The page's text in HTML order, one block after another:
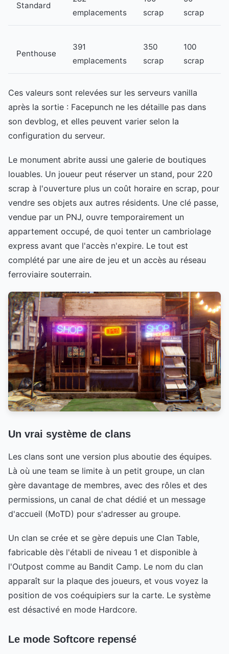
Standard
emplacements
scrap
scrap
Penthouse
391
emplacements
350
scrap
100
scrap
Ces valeurs sont relevées sur les serveurs vanilla
après la sortie : Facepunch ne les détaille pas dans
son devblog, et elles peuvent varier selon la
configuration du serveur.
Le monument abrite aussi une galerie de boutiques
louables. Un joueur peut réserver un stand, pour 220
scrap à l'ouverture plus un coût horaire en scrap, pour
vendre ses objets aux autres résidents. Une clé passe,
vendue par un PNJ, ouvre temporairement un
appartement occupé, de quoi tenter un cambriolage
express avant que l'accès n'expire. Le tout est
complété par une aire de jeu et un accès au réseau
ferroviaire souterrain.
Un vrai système de clans
Les clans sont une version plus aboutie des équipes.
Là où une team se limite à un petit groupe, un clan
gère davantage de membres, avec des rôles et des
permissions, un canal de chat dédié et un message
d'accueil (MoTD) pour s'adresser au groupe.
Un clan se crée et se gère depuis une Clan Table,
fabricable dès l'établi de niveau 1 et disponible à
l'Outpost comme au Bandit Camp. Le nom du clan
apparaît sur la plaque des joueurs, et vous voyez la
position de vos coéquipiers sur la carte. Le système
est désactivé en mode Hardcore.
Le mode Softcore repensé